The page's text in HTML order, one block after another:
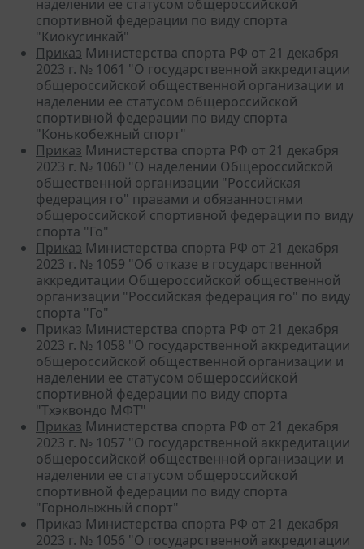
наделении ее статусом общероссийской
спортивной федерации по виду спорта
"Киокусинкай"
Приказ Министерства спорта РФ от 21 декабря
2023 г. № 1061 "О государственной аккредитации
общероссийской общественной организации и
наделении ее статусом общероссийской
спортивной федерации по виду спорта
"Конькобежный спорт"
Приказ Министерства спорта РФ от 21 декабря
2023 г. № 1060 "О наделении Общероссийской
общественной организации "Российская
федерация го" правами и обязанностями
общероссийской спортивной федерации по виду
спорта "Го"
Приказ Министерства спорта РФ от 21 декабря
2023 г. № 1059 "Об отказе в государственной
аккредитации Общероссийской общественной
организации "Российская федерация го" по виду
спорта "Го"
Приказ Министерства спорта РФ от 21 декабря
2023 г. № 1058 "О государственной аккредитации
общероссийской общественной организации и
наделении ее статусом общероссийской
спортивной федерации по виду спорта
"Тхэквондо МФТ"
Приказ Министерства спорта РФ от 21 декабря
2023 г. № 1057 "О государственной аккредитации
общероссийской общественной организации и
наделении ее статусом общероссийской
спортивной федерации по виду спорта
"Горнолыжный спорт"
Приказ Министерства спорта РФ от 21 декабря
2023 г. № 1056 "О государственной аккредитации